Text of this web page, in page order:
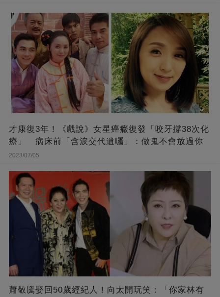
才康復3年！《戲說》女星癌癥復發「咬牙撐38次化
療」 病床前「含淚交代遺囑」：做鬼不會放過你
2023/07/05
蕭敬騰娶回50歲經紀人！向太開玩笑：「你家林有